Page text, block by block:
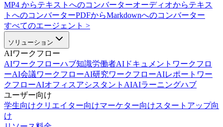
MP4 からテキストへのコンバーターオーディオからテキス
トへのコンバーターPDFからMarkdownへのコンバーター
すべてのエージェント >
ソリューション
AIワークフロー
AIワークフローハブ知識労働者AI ドキュメントワークフロ
ーAI会議ワークフローAI研究ワークフローAIレポートワー
クフローAIオフィスアシスタントAIAIラーニングハブ
ユーザー向け
学生向けクリエイター向けマーケター向けスタートアップ向
け